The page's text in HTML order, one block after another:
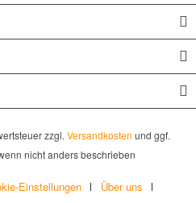
zzgl. Versandkosten und ggf.
nicht anders beschrieben
Einstellungen
Über uns